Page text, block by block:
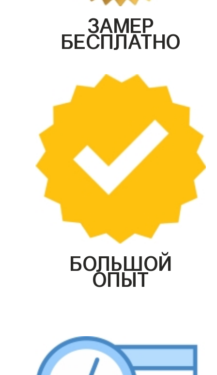
ЗАМЕР
БЕСПЛАТНО
БОЛЬШОЙ
ОПЫТ